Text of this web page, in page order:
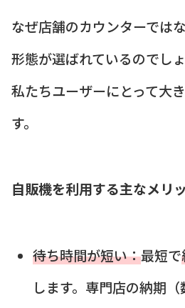
なぜ店舗のカウンターでは
形態が選ばれているのでし
私たちユーザーにとって大
す。
自販機を利用する主なメリ
待ち時間が短い：最短で
します。専門店の納期